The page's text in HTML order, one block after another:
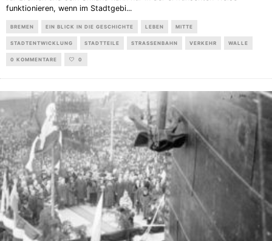
funktionieren, wenn im Stadtgebi...
BREMEN EIN BLICK IN DIE GESCHICHTE LEBEN MITTE
STADTENTWICKLUNG STADTTEILE STRASSENBAHN VERKEHR WALLE
0 KOMMENTARE 0